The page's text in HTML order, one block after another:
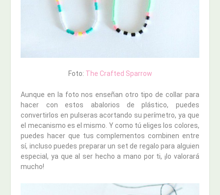
Foto: The Crafted Sparrow
Aunque en la foto nos enseñan otro tipo de collar para
hacer con estos abalorios de plástico, puedes
convertirlos en pulseras acortando su perímetro, ya que
el mecanismo es el mismo. Y como tú eliges los colores,
puedes hacer que tus complementos combinen entre
sí, incluso puedes preparar un set de regalo para alguien
especial, ya que al ser hecho a mano por ti, ¡lo valorará
mucho!